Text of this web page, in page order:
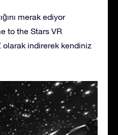
merak ediyor
to the Stars VR
olarak indirerek kendiniz